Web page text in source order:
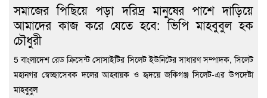
সমাজের পিছিয়ে পড়া দরিদ্র মানুষের পাশে দাড়িয়ে
আমাদের কাজ করে যেতে হবে: ভিপি মাহবুবুল হক
চৌধুরী
5 বাংলাদেশ রেড ক্রিসেন্ট সোসাইটির সিলেট ইউনিটের সাধারণ সম্পাদক, সিলেট
মহানগর স্বেচ্ছাসেবক দলের আহ্বায়ক ও হৃদয়ে জকিগঞ্জ সিলেট-এর উপদেষ্টা
মাহবুবুল